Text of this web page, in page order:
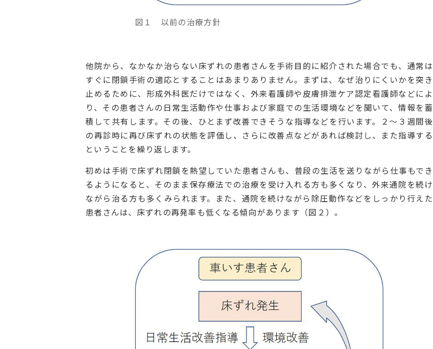
図１ 以前の治療方針
他院から、なかなか治らない床ずれの患者さんを手術目的に紹介された場合でも、通常は
すぐに閉鎖手術の適応とすることはあまりありません。まずは、なぜ治りにくいかを突き
止めるために、形成外科医だけではなく、外来看護師や皮膚排泄ケア認定看護師などによ
り、その患者さんの日常生活動作や仕事および家庭での生活環境などを聞いて、情報を蓄
積して共有します。その後、ひとまず改善できそうな指導などを行います。２〜３週間後
の再診時に再び床ずれの状態を評価し、さらに改善点などがあれば検討し、また指導する
ということを繰り返します。
初めは手術で床ずれ閉鎖を熱望していた患者さんも、普段の生活を送りながら仕事もでき
るようになると、そのまま保存療法での治療を受け入れる方も多くなり、外来通院を続け
ながら治る方も多くみられます。また、通院を続けながら除圧動作などをしっかり行えた
患者さんは、床ずれの再発率も低くなる傾向があります（図２）。